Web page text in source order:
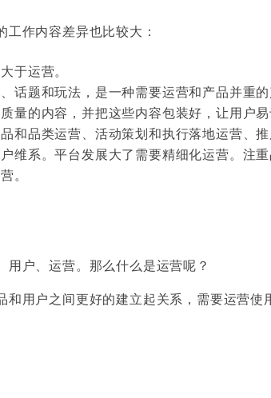
作内容差异也比较大：
于运营。
话题和玩法，是一种需要运营和产品并重的
量的内容，并把这些内容包装好，让用户易
和品类运营、活动策划和执行落地运营、
维系。平台发展大了需要精细化运营。注重
。
户、运营。那么什么是运营呢？
和用户之间更好的建立起关系，需要运营